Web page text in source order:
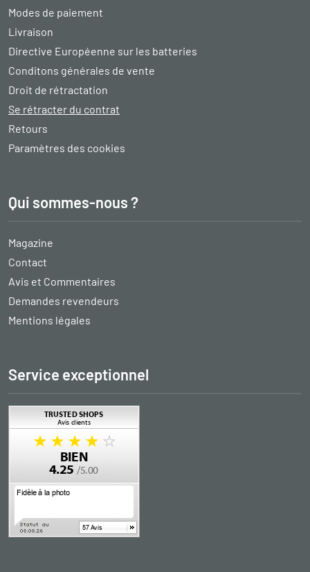
Modes de paiement
Livraison
Directive Européenne sur les batteries
Conditons générales de vente
Droit de rétractation
Se rétracter du contrat
Retours
Paramètres des cookies
Qui sommes-nous ?
Magazine
Contact
Avis et Commentaires
Demandes revendeurs
Mentions légales
Service exceptionnel